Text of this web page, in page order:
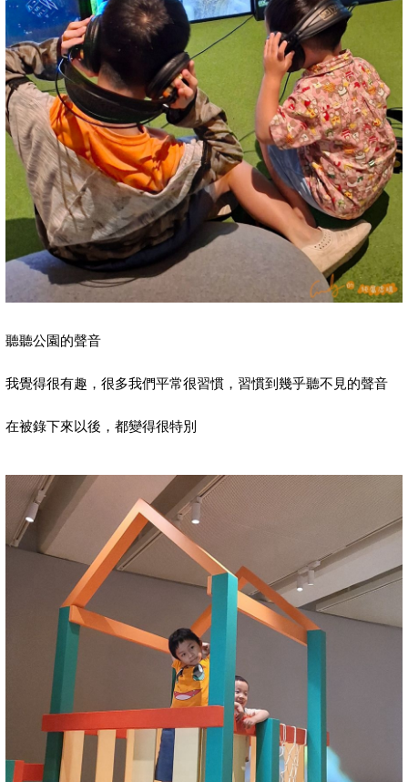
聽聽公園的聲音
我覺得很有趣，很多我們平常很習慣，習慣到幾乎聽不見的聲音
在被錄下來以後，都變得很特別